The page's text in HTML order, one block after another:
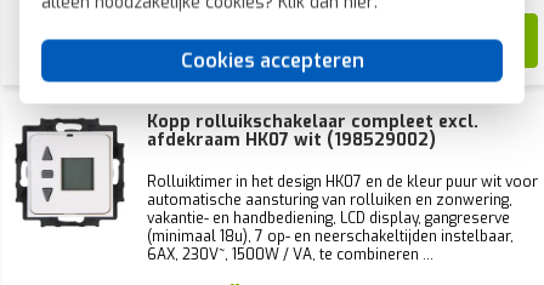
Cookies accepteren
15,66
Kopp rolluikschakelaar compleet excl.
afdekraam HK07 wit (198529002)
Rolluiktimer in het design HK07 en de kleur puur wit voor
automatische aansturing van rolluiken en zonwering,
vakantie- en handbediening, LCD display, gangreserve
(minimaal 18u), 7 op- en neerschakeltijden instelbaar,
6AX, 230V~, 1500W / VA, te combineren ...